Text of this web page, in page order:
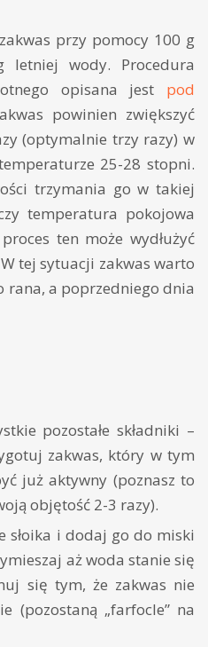
przy pomocy 100 g
wody. Procedura
opisana jest pod
powinien zwiększyć
(optymalnie trzy razy) w
25-28 stopni.
trzymania go w takiej
temperatura pokojowa
ten może wydłużyć
tej sytuacji zakwas warto
rana, a poprzedniego dnia
pozostałe składniki –
zakwas, który w tym
już aktywny (poznasz to
objętość 2-3 razy).
słoika i dodaj go do miski
aż woda stanie się
się tym, że zakwas nie
(pozostaną „farfocle” na